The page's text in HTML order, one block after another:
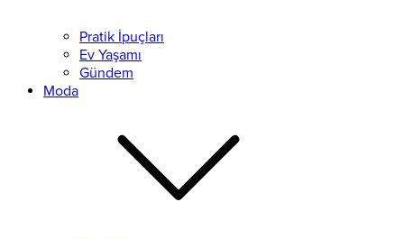
Pratik İpuçları
Ev Yaşamı
Gündem
Moda